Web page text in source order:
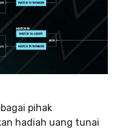
pihak
hadiah uang tunai